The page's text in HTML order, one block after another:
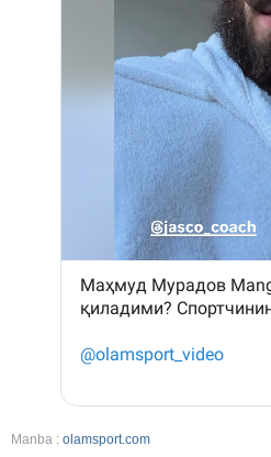
Manba : olamsport.com